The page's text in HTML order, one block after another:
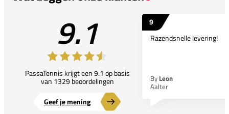
9.1
PassaTennis krijgt een 9.1 op basis
van 1329 beoordelingen
Geef je mening
9
Razendsnelle levering!
By Leon
Aalter